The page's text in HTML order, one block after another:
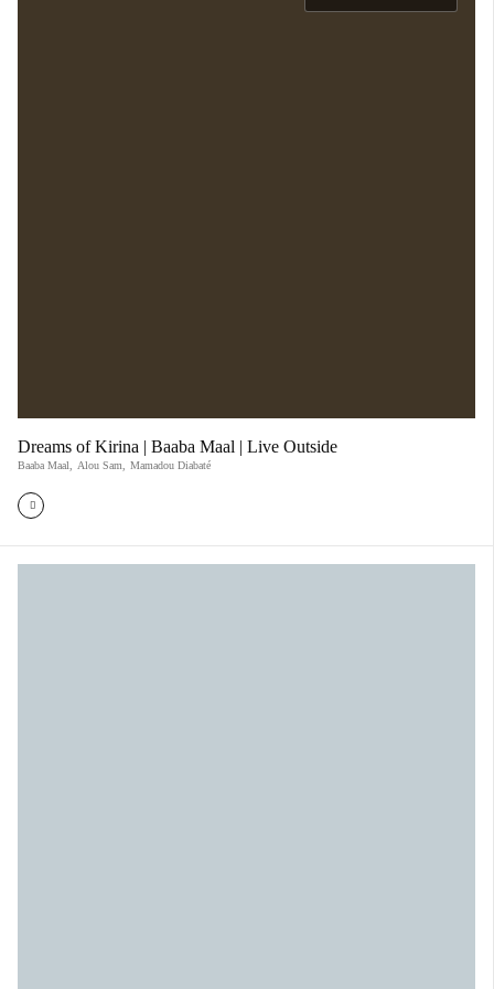
Dreams of Kirina | Baaba Maal | Live Outside
Baaba Maal Alou Sam Mamadou Diabaté